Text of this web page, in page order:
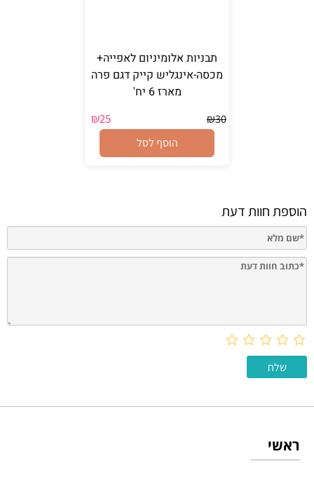
תבניות אלומיניום לאפייה+
מכסה-אינגליש קייק דגם פרה
מארז 6 יח'
₪30
₪25
הוסף לסל
הוספת חוות דעת
ראשי